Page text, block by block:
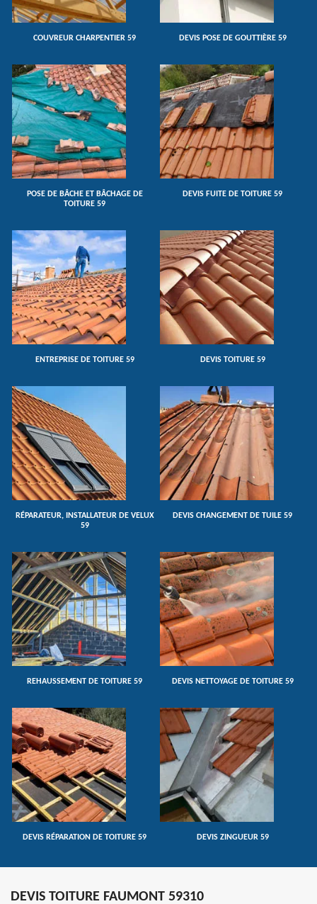
COUVREUR CHARPENTIER 59 DEVIS POSE DE GOUTTIÈRE 59
POSE DE BÂCHE ET BÂCHAGE DE
TOITURE 59
DEVIS FUITE DE TOITURE 59
ENTREPRISE DE TOITURE 59 DEVIS TOITURE 59
RÉPARATEUR, INSTALLATEUR DE VELUX
59
DEVIS CHANGEMENT DE TUILE 59
REHAUSSEMENT DE TOITURE 59 DEVIS NETTOYAGE DE TOITURE 59
DEVIS RÉPARATION DE TOITURE 59 DEVIS ZINGUEUR 59
DEVIS TOITURE FAUMONT 59310